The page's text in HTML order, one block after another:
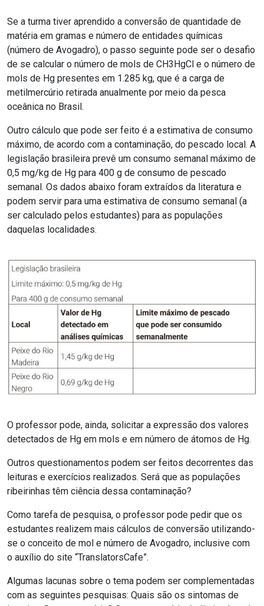
Se a turma tiver aprendido a conversão de quantidade de
matéria em gramas e número de entidades químicas
(número de Avogadro), o passo seguinte pode ser o desafio
de se calcular o número de mols de CH3 HgCl e o número de
mols de Hg presentes em 1.285 kg, que é a carga de
metilmercúrio retirada anualmente por meio da pesca
oceânica no Brasil.
Outro cálculo que pode ser feito é a estimativa de consumo
máximo, de acordo com a contaminação, do pescado local. A
legislação brasileira prevê um consumo semanal máximo de
0,5 mg/kg de Hg para 400 g de consumo de pescado
semanal. Os dados abaixo foram extraídos da literatura e
podem servir para uma estimativa de consumo semanal (a
ser calculado pelos estudantes) para as populações
daquelas localidades.
O professor pode, ainda, solicitar a expressão dos valores
detectados de Hg em mols e em número de átomos de Hg.
Outros questionamentos podem ser feitos decorrentes das
leituras e exercícios realizados. Será que as populações
ribeirinhas têm ciência dessa contaminação?
Como tarefa de pesquisa, o professor pode pedir que os
estudantes realizem mais cálculos de conversão utilizando-
se o conceito de mol e número de Avogadro, inclusive com
o auxílio do site “TranslatorsCafe”.
Algumas lacunas sobre o tema podem ser complementadas
com as seguintes pesquisas: Quais são os sintomas de